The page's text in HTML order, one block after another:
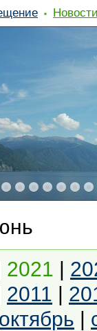
2021 |
2011 |
октябрь |